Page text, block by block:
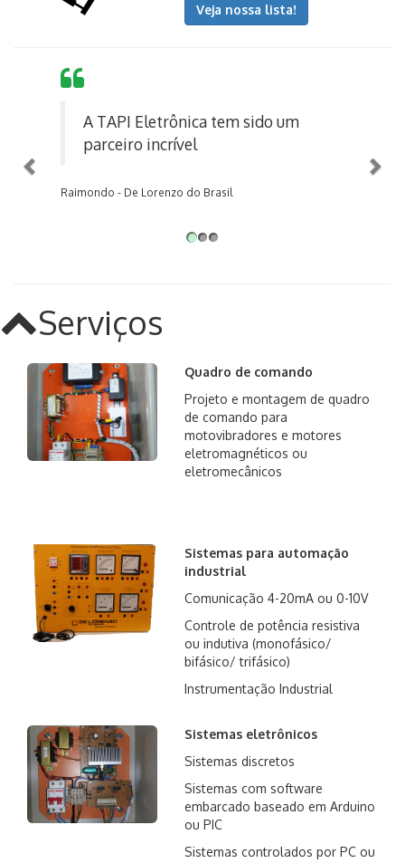
Veja nossa lista!
A TAPI Eletrônica tem sido um
parceiro incrível
Raimondo - De Lorenzo do Brasil
Previous
Serviços
Quadro de comando
Projeto e montagem de quadro
de comando para
motovibradores e motores
eletromagnéticos ou
eletromecânicos
Sistemas para automação
industrial
Comunicação 4-20mA ou 0-10V
Controle de potência resistiva
ou indutiva (monofásico/
bifásico/ trifásico)
Instrumentação Industrial
Sistemas eletrônicos
Sistemas discretos
Sistemas com software
embarcado baseado em Arduino
ou PIC
Sistemas controlados por PC ou